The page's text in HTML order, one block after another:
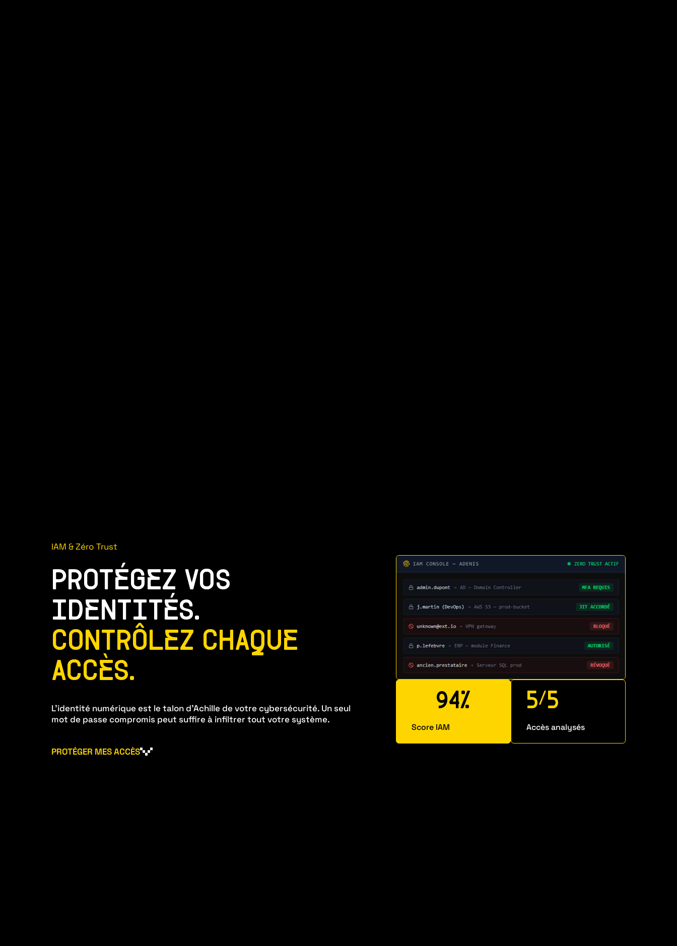
IAM & Zéro Trust
PROTÉGEZ VOS
IDENTITÉS.
CONTRÔLEZ CHAQUE
ACCÈS.
L’identité numérique est le talon d’Achille de votre cybersécurité. Un seul
mot de passe compromis peut suffire à infiltrer tout votre système.
PROTÉGER MES ACCÈS
94%
Score IAM
5/5
Accès analysés